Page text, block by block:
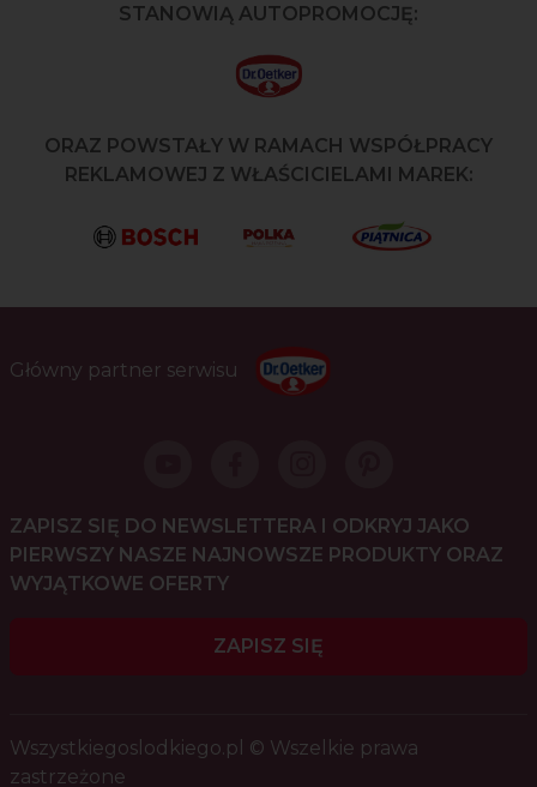
STANOWIĄ AUTOPROMOCJĘ:
ORAZ POWSTAŁY W RAMACH WSPÓŁPRACY
REKLAMOWEJ Z WŁAŚCICIELAMI MAREK:
Główny partner serwisu
ZAPISZ SIĘ DO NEWSLETTERA I ODKRYJ JAKO
PIERWSZY NASZE NAJNOWSZE PRODUKTY ORAZ
WYJĄTKOWE OFERTY
ZAPISZ SIĘ
Wszystkiegoslodkiego.pl © Wszelkie prawa
zastrzeżone